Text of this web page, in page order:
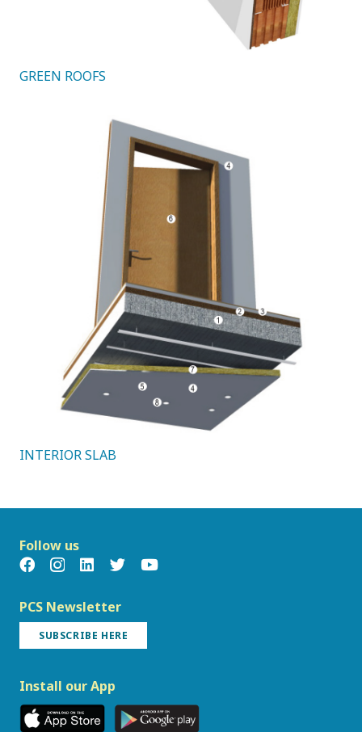
GREEN ROOFS
INTERIOR SLAB
Follow us
PCS Newsletter
SUBSCRIBE HERE
Install our App